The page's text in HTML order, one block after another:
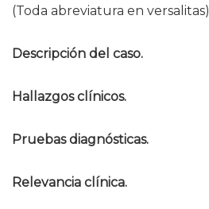
(Toda abreviatura en versalitas)
Descripción del caso.
Hallazgos clínicos.
Pruebas diagnósticas.
Relevancia clínica.